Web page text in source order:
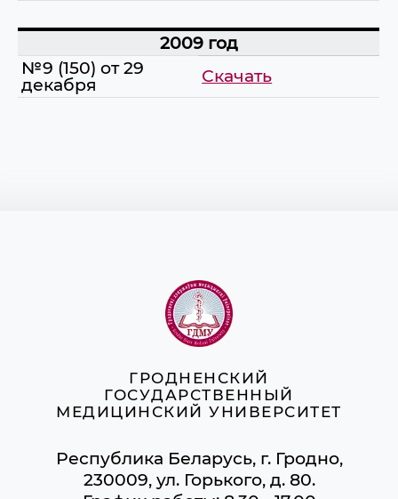
2009 год
№9 (150) от 29
декабря Скачать
ГРОДНЕНСКИЙ
ГОСУДАРСТВЕННЫЙ
МЕДИЦИНСКИЙ УНИВЕРСИТЕТ
Республика Беларусь, г. Гродно,
230009, ул. Горького, д. 80.